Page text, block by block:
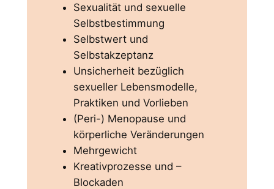
Sexualität und sexuelle
Selbstbestimmung
Selbstwert und
Selbstakzeptanz
Unsicherheit bezüglich
sexueller Lebensmodelle,
Praktiken und Vorlieben
(Peri-) Menopause und
körperliche Veränderungen
Mehrgewicht
Kreativprozesse und –
Blockaden